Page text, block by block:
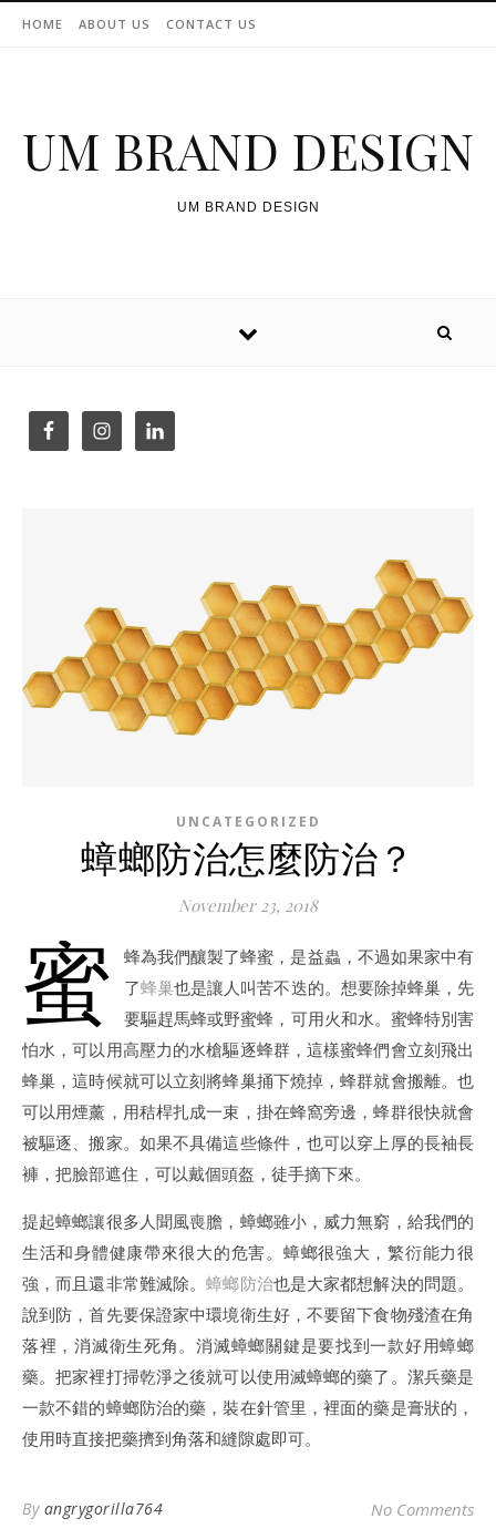
HOME ABOUT US CONTACT US
UM BRAND DESIGN
UM BRAND DESIGN
UNCATEGORIZED
蟑螂防治怎麼防治？
November 23, 2018
蜜
蜂為我們釀製了蜂蜜，是益蟲，不過如果家中有
了蜂巢也是讓人叫苦不迭的。想要除掉蜂巢，先
要驅趕馬蜂或野蜜蜂，可用火和水。蜜蜂特別害
怕水，可以用高壓力的水槍驅逐蜂群，這樣蜜蜂們會立刻飛出
蜂巢，這時候就可以立刻將蜂巢捅下燒掉，蜂群就會搬離。也
可以用煙薰，用秸桿扎成一束，掛在蜂窩旁邊，蜂群很快就會
被驅逐、搬家。如果不具備這些條件，也可以穿上厚的長袖長
褲，把臉部遮住，可以戴個頭盔，徒手摘下來。
提起蟑螂讓很多人聞風喪膽，蟑螂雖小，威力無窮，給我們的
生活和身體健康帶來很大的危害。蟑螂很強大，繁衍能力很
強，而且還非常難滅除。蟑螂防治也是大家都想解決的問題。
說到防，首先要保證家中環境衛生好，不要留下食物殘渣在角
落裡，消滅衛生死角。消滅蟑螂關鍵是要找到一款好用蟑螂
藥。把家裡打掃乾淨之後就可以使用滅蟑螂的藥了。潔兵藥是
一款不錯的蟑螂防治的藥，裝在針管里，裡面的藥是膏狀的，
使用時直接把藥擠到角落和縫隙處即可。
By angrygorilla764 No Comments